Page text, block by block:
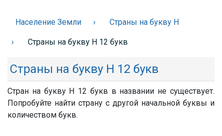
Население Земли Страны на букву Н
Страны на букву Н 12 букв
Страны на букву Н 12 букв
Стран на букву Н 12 букв в названии не существует.
Попробуйте найти страну с другой начальной буквы и
количеством букв.